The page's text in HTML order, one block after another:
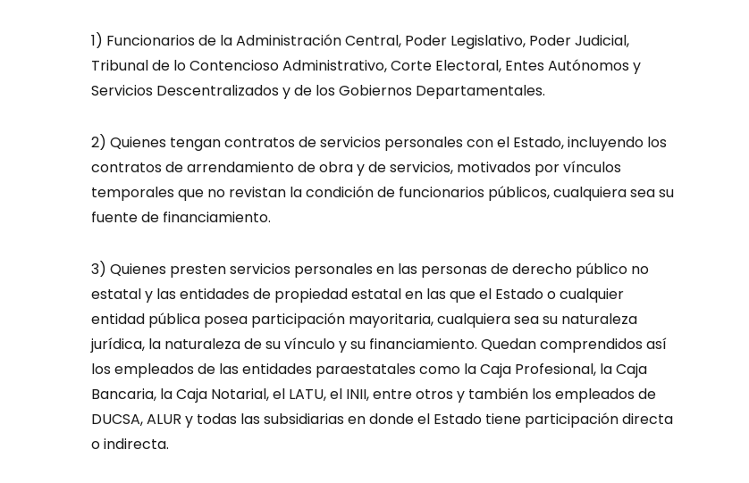
1) Funcionarios de la Administración Central, Poder Legislativo, Poder Judicial,
Tribunal de lo Contencioso Administrativo, Corte Electoral, Entes Autónomos y
Servicios Descentralizados y de los Gobiernos Departamentales.
2) Quienes tengan contratos de servicios personales con el Estado, incluyendo los
contratos de arrendamiento de obra y de servicios, motivados por vínculos
temporales que no revistan la condición de funcionarios públicos, cualquiera sea su
fuente de financiamiento.
3) Quienes presten servicios personales en las personas de derecho público no
estatal y las entidades de propiedad estatal en las que el Estado o cualquier
entidad pública posea participación mayoritaria, cualquiera sea su naturaleza
jurídica, la naturaleza de su vínculo y su financiamiento. Quedan comprendidos así
los empleados de las entidades paraestatales como la Caja Profesional, la Caja
Bancaria, la Caja Notarial, el LATU, el INII, entre otros y también los empleados de
DUCSA, ALUR y todas las subsidiarias en donde el Estado tiene participación directa
o indirecta.